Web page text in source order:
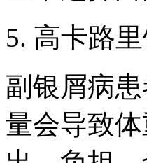
5. 高卡路
副银屑病
量会导致